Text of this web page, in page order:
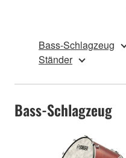
Bass-Schlagzeug
Ständer
Bass-Schlagzeug